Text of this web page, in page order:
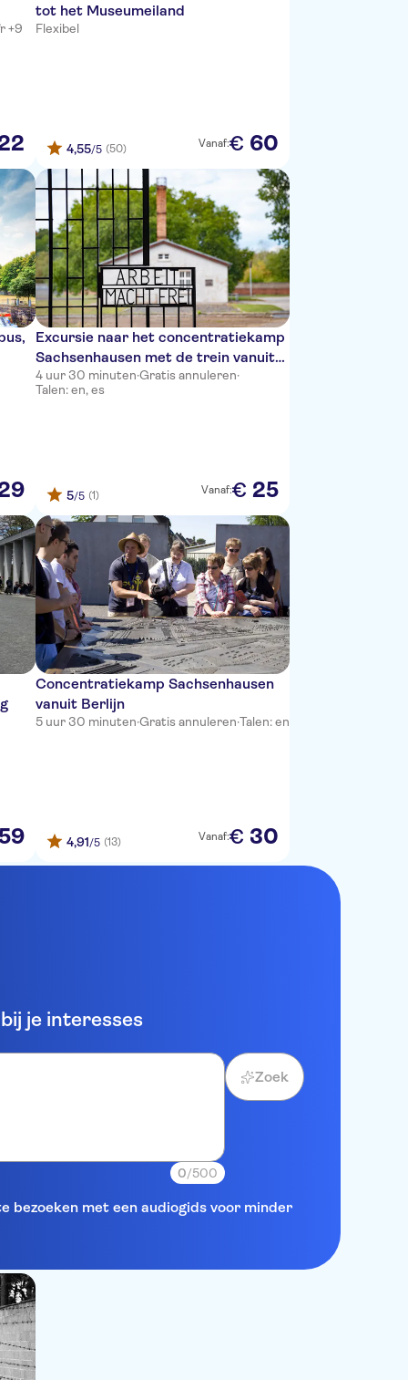
+9
tot het Museumeiland
Flexibel
4,55/5 (50) Vanaf:€ 60
Excursie naar het concentratiekamp
Sachsenhausen met de trein vanuit
Berlijn
4 uur 30 minuten·Gratis annuleren·
Talen: en, es
5/5 (1) Vanaf:€ 25
Concentratiekamp Sachsenhausen
vanuit Berlijn
5 uur 30 minuten·Gratis annuleren·Talen: en
4,91/5 (13) Vanaf:€ 30
je interesses
0/500
Zoek
bezoeken met een audiogids voor minder